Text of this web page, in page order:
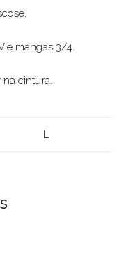
e mangas 3/4.
na cintura.
L